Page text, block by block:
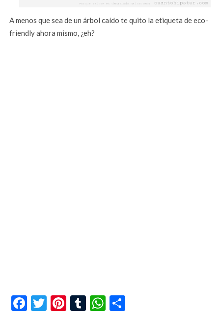
A menos que sea de un árbol caído te quito la etiqueta de eco-
friendly ahora mismo, ¿eh?
Facebook
Twitter
Pinterest
TumblrWhatsApp